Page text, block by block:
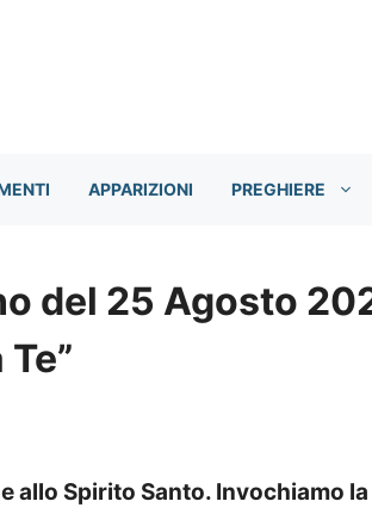
APPARIZIONI PREGHIERE
del 25 Agosto
allo Spirito Santo. Invochiamo